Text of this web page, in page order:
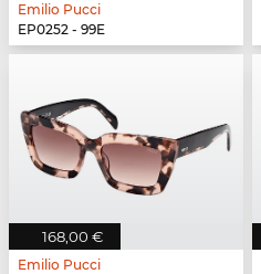
Emilio Pucci
EP0252 - 99E
168,00 €
Emilio Pucci